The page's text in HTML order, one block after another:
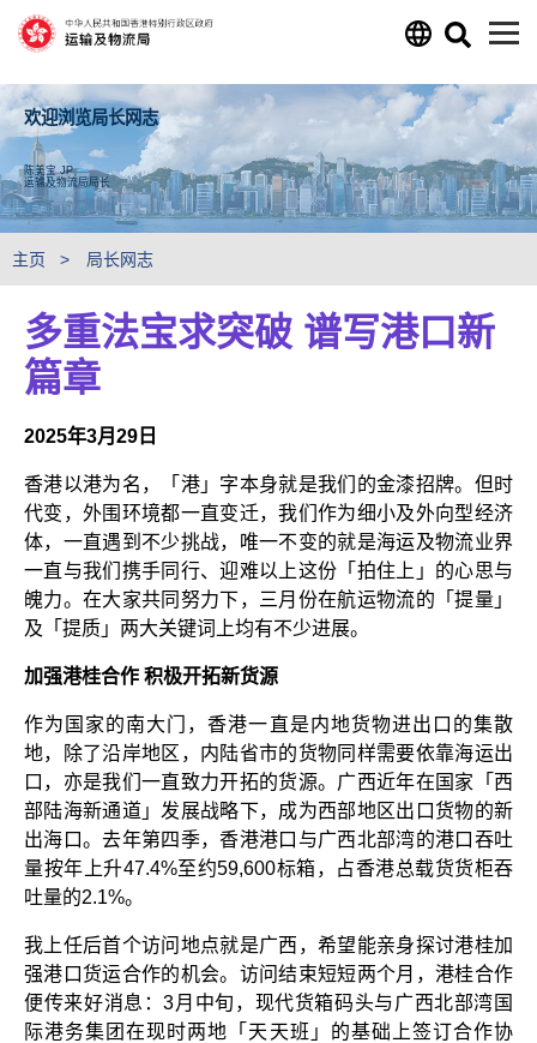
欢迎浏览局长网志
陈美宝 JP
运输及物流局局长
主页 局长网志
多重法宝求突破 谱写港口新
篇章
2025年3月29日
香港以港为名，「港」字本身就是我们的金漆招牌。但时
代变，外围环境都一直变迁，我们作为细小及外向型经济
体，一直遇到不少挑战，唯一不变的就是海运及物流业界
一直与我们携手同行、迎难以上这份「拍住上」的心思与
魄力。在大家共同努力下，三月份在航运物流的「提量」
及「提质」两大关键词上均有不少进展。
加强港桂合作 积极开拓新货源
作为国家的南大门，香港一直是内地货物进出口的集散
地，除了沿岸地区，内陆省市的货物同样需要依靠海运出
口，亦是我们一直致力开拓的货源。广西近年在国家「西
部陆海新通道」发展战略下，成为西部地区出口货物的新
出海口。去年第四季，香港港口与广西北部湾的港口吞吐
量按年上升47.4%至约59,600标箱，占香港总载货货柜吞
吐量的2.1%。
我上任后首个访问地点就是广西，希望能亲身探讨港桂加
强港口货运合作的机会。访问结束短短两个月，港桂合作
便传来好消息：3月中旬，现代货箱码头与广西北部湾国
际港务集团在现时两地「天天班」的基础上签订合作协